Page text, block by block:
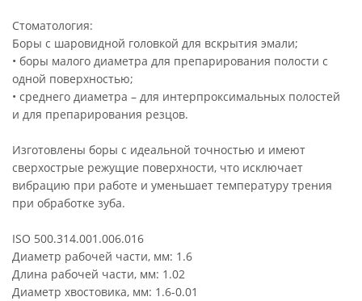
Стоматология:
Боры с шаровидной головкой для вскрытия эмали;
• боры малого диаметра для препарирования полости с
одной поверхностью;
• среднего диаметра – для интерпроксимальных полостей
и для препарирования резцов.
Изготовлены боры с идеальной точностью и имеют
сверхострые режущие поверхности, что исключает
вибрацию при работе и уменьшает температуру трения
при обработке зуба.
ISO 500.314.001.006.016
Диаметр рабочей части, мм: 1.6
Длина рабочей части, мм: 1.02
Диаметр хвостовика, мм: 1.6-0.01